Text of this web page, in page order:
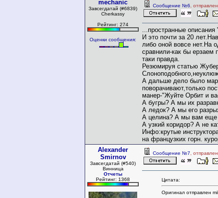
mechanic
Завсегдатай (#6839)
Cherkassy
Рейтинг: 274
Оценки сообщения:
Сообщение №6 ,
...пространные
И это почти за 20
либо оной вовсе нет.На
сравнили-как бы ерзаем
таки правда.
Резюмируя статью
А дальше дело было
поворачивают,только
манер-"Жуйте Орбит и
А бугры? А мы их
А ледок? А мы его
А целина? А мы вам еще
А узкий коридор? А не
Инфо:крутые
на французких горн.
Alexander
Smirnov
Завсегдатай (#540)
Винница
Отчеты
Рейтинг: 1368
Сообщение №7 ,
Цитата:
Оригинал отправлен